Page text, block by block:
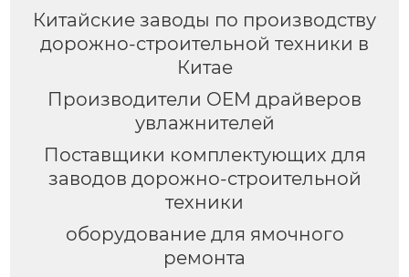
Китайские заводы по производству
дорожно-строительной техники в
Китае
Производители OEM драйверов
увлажнителей
Поставщики комплектующих для
заводов дорожно-строительной
техники
оборудование для ямочного
ремонта